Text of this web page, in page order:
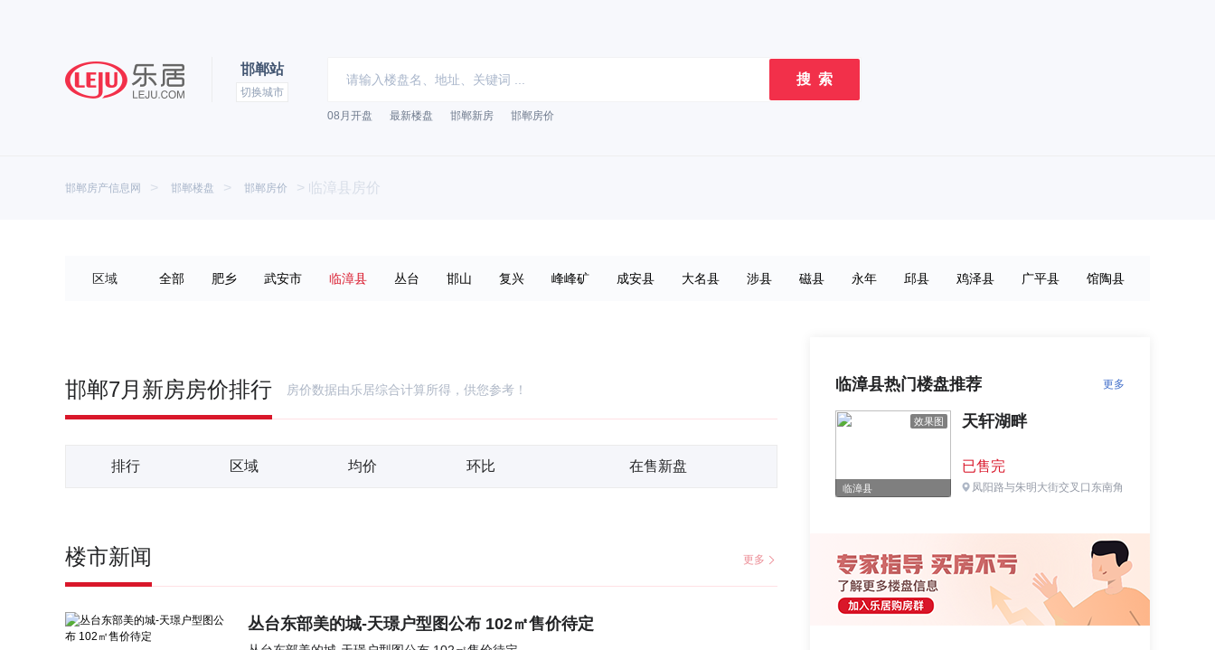
邯郸站
切换城市
搜 索
08月开盘 最新楼盘 邯郸新房 邯郸房价
邯郸房产信息网 > 邯郸楼盘 > 邯郸房价 > 临漳县房价
区域 全部 肥乡 武安市 临漳县 丛台 邯山 复兴 峰峰矿 成安县 大名县 涉县 磁县 永年 邱县 鸡泽县 广平县 馆陶县
邯郸7月新房房价排行 房价数据由乐居综合计算所得，供您参考！
排行 区域 均价 环比 在售新盘
楼市新闻 更多
丛台东部美的城-天璟户型图公布 102㎡售价待定
临漳县热门楼盘推荐 更多
效果图
临漳县
天轩湖畔
已售完
凤阳路与朱明大街交叉口东南角